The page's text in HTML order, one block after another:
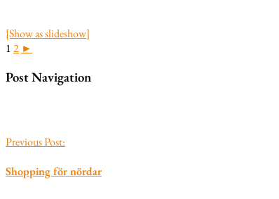
[Show as slideshow]
12 ►
Post Navigation
Previous Post:
Shopping för nördar